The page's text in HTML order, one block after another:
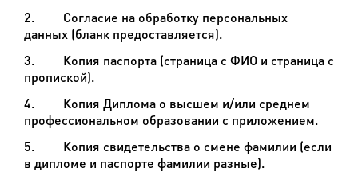
2. Согласие на обработку персональных
данных (бланк предоставляется).
3. Копия паспорта (страница с ФИО и страница с
пропиской).
4. Копия Диплома о высшем и/или среднем
профессиональном образовании с приложением.
5. Копия свидетельства о смене фамилии (если
в дипломе и паспорте фамилии разные).